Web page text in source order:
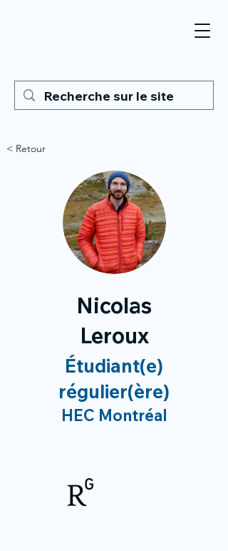
< Retour
Nicolas
Leroux
Étudiant(e)
régulier(ère)
HEC Montréal